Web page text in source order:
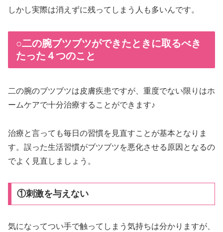
しかし実際は消えずに残ってしまう人も多いんです。
○二の腕ブツブツができたときに取るべき
たった４つのこと
二の腕のブツブツは皮膚疾患ですが、重度でない限りはホ
ームケアで十分治療することができます♪
治療と言っても毎日の習慣を見直すことが基本となりま
す。誤った生活習慣がブツブツを悪化させる原因となるの
でよく見直しましょう。
①刺激を与えない
気になってつい手で触ってしまう気持ちは分かりますが、